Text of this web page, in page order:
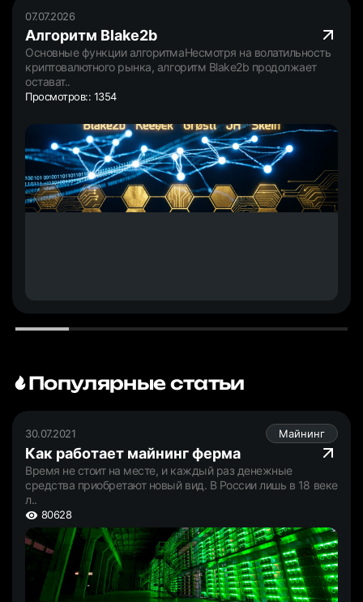
07.07.2026
Алгоритм Blake2b
Основные функции алгоритмаНесмотря на волатильность
криптовалютного рынка, алгоритм Blake2b продолжает
остават..
Просмотров:: 1354
Популярные статьи
30.07.2021 Майнинг
Как работает майнинг ферма
Время не стоит на месте, и каждый раз денежные
средства приобретают новый вид. В России лишь в 18 веке
л..
80628